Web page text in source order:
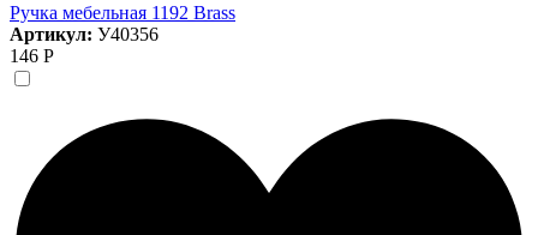
Ручка мебельная 1192 Brass
Артикул: У40356
146 Р